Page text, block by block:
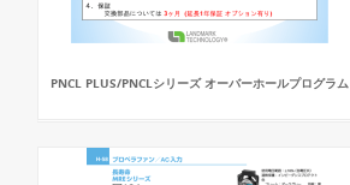
PNCL PLUS/PNCLシリーズ オーバーホールプログラム